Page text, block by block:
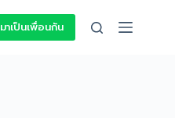
มาเป็นเพื่อนกัน